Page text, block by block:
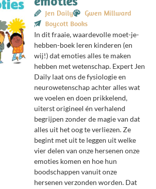
Jen Daily
Gwen Millward
Boycott Books
In dit fraaie, waardevolle moet-je-
hebben-boek leren kinderen (en
wij!) dat emoties alles te maken
hebben met wetenschap. Expert Jen
Daily laat ons de fysiologie en
neurowetenschap achter alles wat
we voelen en doen prikkelend,
uiterst origineel én verhalend
begrijpen zonder de magie van dat
alles uit het oog te verliezen. Ze
begint met uit te leggen uit welke
vier delen van onze hersenen onze
emoties komen en hoe hun
boodschappen vanuit onze
hersenen verzonden worden. Dat